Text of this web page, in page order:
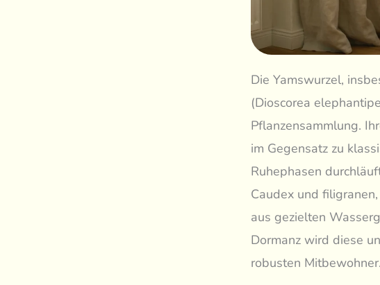
Die Yamswurzel,
(Dioscorea
Pflanzensammlung.
im Gegensatz zu
Ruhephasen
Caudex und
aus gezielten
Dormanz wird diese
robusten Mitbewohner.